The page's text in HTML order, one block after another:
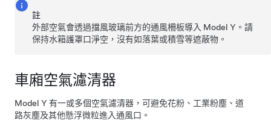
註
外部空氣會透過擋風玻璃前方的通風柵板導入 Model Y 。請
保持水箱護罩口淨空，沒有如落葉或積雪等遮蔽物。
車廂空氣濾清器
Model Y 有一或多個空氣濾清器，可避免花粉、工業粉塵、道
路灰塵及其他懸浮微粒進入通風口。